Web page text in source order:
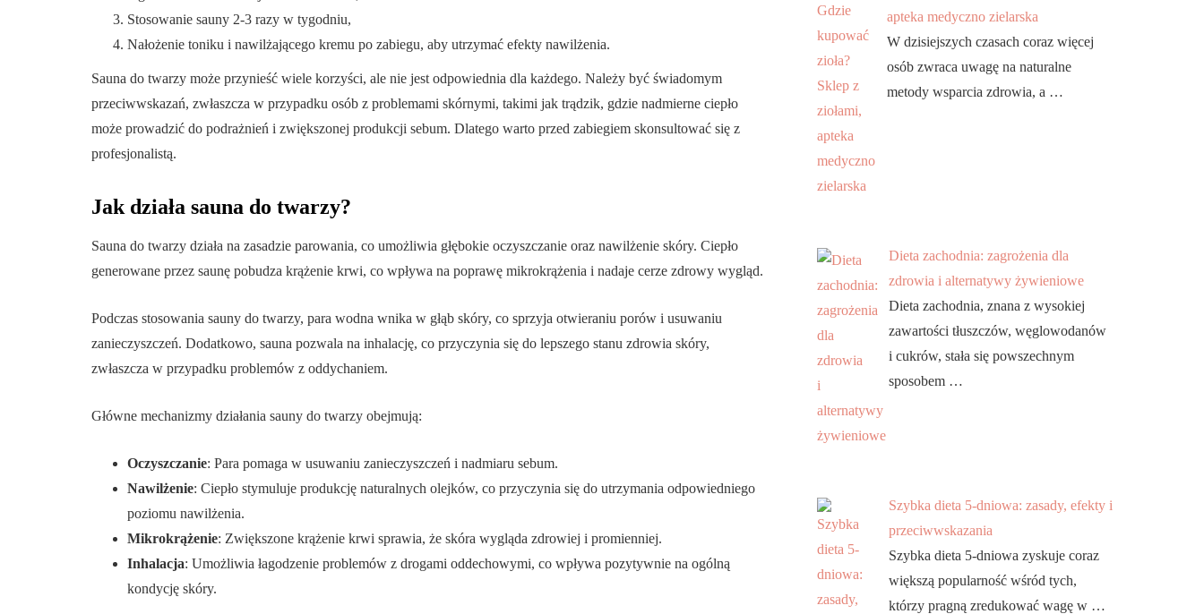
Stosowanie sauny 2-3 razy w tygodniu,
Nałożenie toniku i nawilżającego kremu po zabiegu, aby utrzymać efekty nawilżenia.
Sauna do twarzy może przynieść wiele korzyści, ale nie jest odpowiednia dla każdego. Należy być świadomym
przeciwwskazań, zwłaszcza w przypadku osób z problemami skórnymi, takimi jak trądzik, gdzie nadmierne ciepło
może prowadzić do podrażnień i zwiększonej produkcji sebum. Dlatego warto przed zabiegiem skonsultować się z
profesjonalistą.
Jak działa sauna do twarzy?
Sauna do twarzy działa na zasadzie parowania, co umożliwia głębokie oczyszczanie oraz nawilżenie skóry. Ciepło
generowane przez saunę pobudza krążenie krwi, co wpływa na poprawę mikrokrążenia i nadaje cerze zdrowy wygląd.
Podczas stosowania sauny do twarzy, para wodna wnika w głąb skóry, co sprzyja otwieraniu porów i usuwaniu
zanieczyszczeń. Dodatkowo, sauna pozwala na inhalację, co przyczynia się do lepszego stanu zdrowia skóry,
zwłaszcza w przypadku problemów z oddychaniem.
Główne mechanizmy działania sauny do twarzy obejmują:
Oczyszczanie: Para pomaga w usuwaniu zanieczyszczeń i nadmiaru sebum.
Nawilżenie: Ciepło stymuluje produkcję naturalnych olejków, co przyczynia się do utrzymania odpowiedniego
poziomu nawilżenia.
Mikrokrążenie: Zwiększone krążenie krwi sprawia, że skóra wygląda zdrowiej i promienniej.
Inhalacja: Umożliwia łagodzenie problemów z drogami oddechowymi, co wpływa pozytywnie na ogólną
kondycję skóry.
apteka medyczno zielarska
W dzisiejszych czasach coraz więcej
osób zwraca uwagę na naturalne
metody wsparcia zdrowia, a …
Dieta zachodnia: zagrożenia dla
zdrowia i alternatywy żywieniowe
Dieta zachodnia, znana z wysokiej
zawartości tłuszczów, węglowodanów
i cukrów, stała się powszechnym
sposobem …
Szybka dieta 5-dniowa: zasady, efekty i
przeciwwskazania
Szybka dieta 5-dniowa zyskuje coraz
większą popularność wśród tych,
którzy pragną zredukować wagę w …